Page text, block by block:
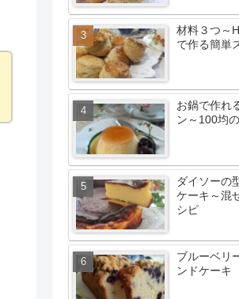
材料３つ～
で作る簡単
お鍋で作れ
ン～100均
ダイソーの
ケーキ～混
シピ
ブルーベリ
ンドケーキ